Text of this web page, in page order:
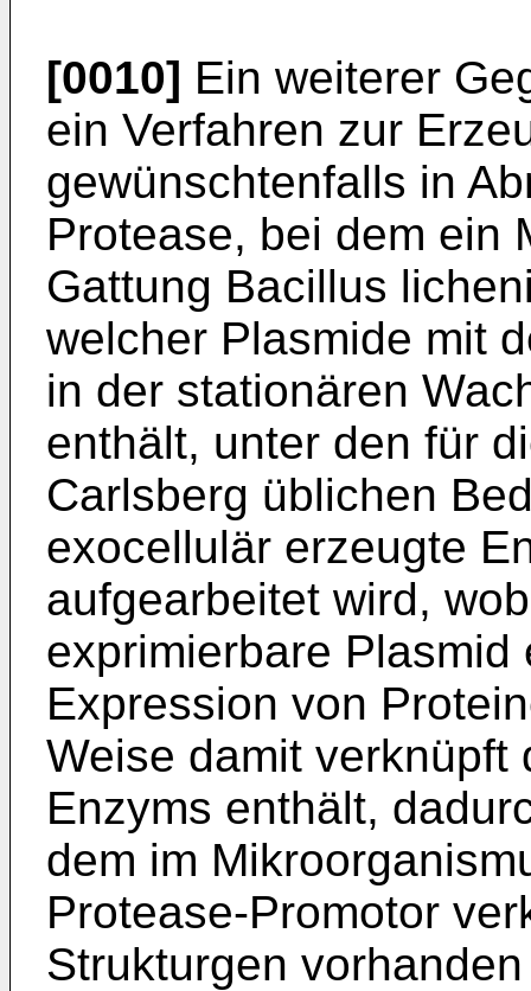
[0010] Ein weiterer
ein Verfahren zur
gewünschtenfalls in
Protease, bei dem ein
Gattung Bacillus
welcher Plasmide mit
in der stationären
enthält, unter den für
Carlsberg übli­chen
exocellulär erzeugte
aufgearbeitet wird,
exprimierbare
Expression von
Weise damit verknüpft
Enzyms ent­hält,
dem im
Protease-Promotor
Strukturgen